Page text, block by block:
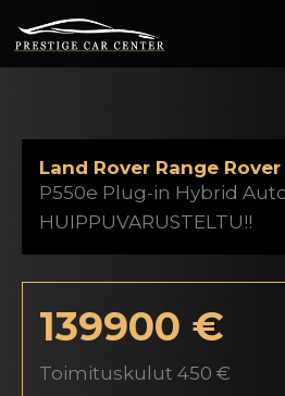
sisältöön
Land Rover Range
P550e Plug-in Hybrid
HUIPPUVARUSTELTU!!
139900 €
Toimituskulut 450 €